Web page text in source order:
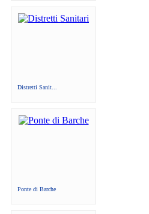
Distretti Sanit...
Ponte di Barche